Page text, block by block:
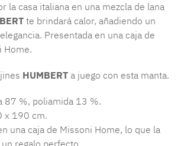
la casa italiana en una mezcla de lana
te brindará calor, añadiendo un
Presentada en una caja de
Home.
HUMBERT a juego con esta manta.
87 %, poliamida 13 %.
x 190 cm.
una caja de Missoni Home, lo que la